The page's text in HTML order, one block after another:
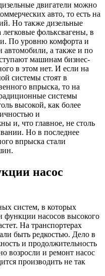
двигатели можно
авто, то есть на
Но также дизельные
фольксвагены, в
По уровню комфорта и
автомобили, а также и по
машинам бизнес-
в этом нет. И если на
системы стоят в
впрыска, то на
системы
высокой, как более
и
и, что главное, не столь
Но в последнее
впрыска стали
насос
систем, в которых
функции насосов высокого
На транспортерах
быть редкостью. Дело в
и продолжительность
возросли и ремонт насос
производить не так